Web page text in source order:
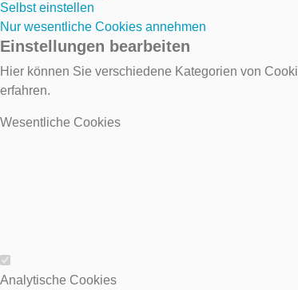
Selbst einstellen
Nur wesentliche Cookies annehmen
Einstellungen bearbeiten
Hier können Sie verschiedene Kategorien von
erfahren.
Wesentliche Cookies
Wesentliche Cookies
Analytische Cookies